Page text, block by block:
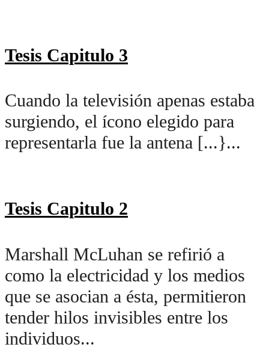
Tesis Capitulo 3
Cuando la televisión apenas estaba
surgiendo, el ícono elegido para
representarla fue la antena [...}...
Tesis Capitulo 2
Marshall McLuhan se refirió a
como la electricidad y los medios
que se asocian a ésta, permitieron
tender hilos invisibles entre los
individuos...